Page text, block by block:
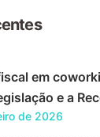
em
e a
de 2026